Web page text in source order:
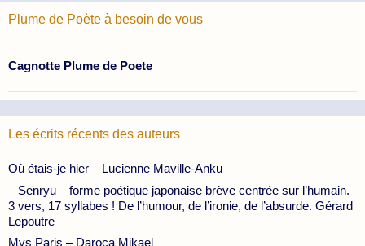
Plume de Poète à besoin de vous
Cagnotte Plume de Poete
Les écrits récents des auteurs
Où étais-je hier – Lucienne Maville-Anku
– Senryu – forme poétique japonaise brève centrée sur l’humain.
3 vers, 17 syllabes ! De l’humour, de l’ironie, de l’absurde. Gérard
Lepoutre
Mys Paris – Daroca Mikael